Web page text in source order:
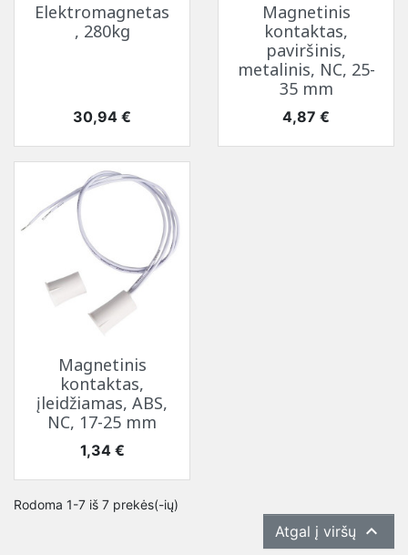
Elektromagnetas
, 280kg
Kaina
30,94 €
Magnetinis
kontaktas,
paviršinis,
metalinis, NC, 25-
35 mm
Kaina
4,87 €
Magnetinis
kontaktas,
įleidžiamas, ABS,
NC, 17-25 mm
Kaina
1,34 €
Rodoma 1-7 iš 7 prekės(-ių)
Atgal į viršų 